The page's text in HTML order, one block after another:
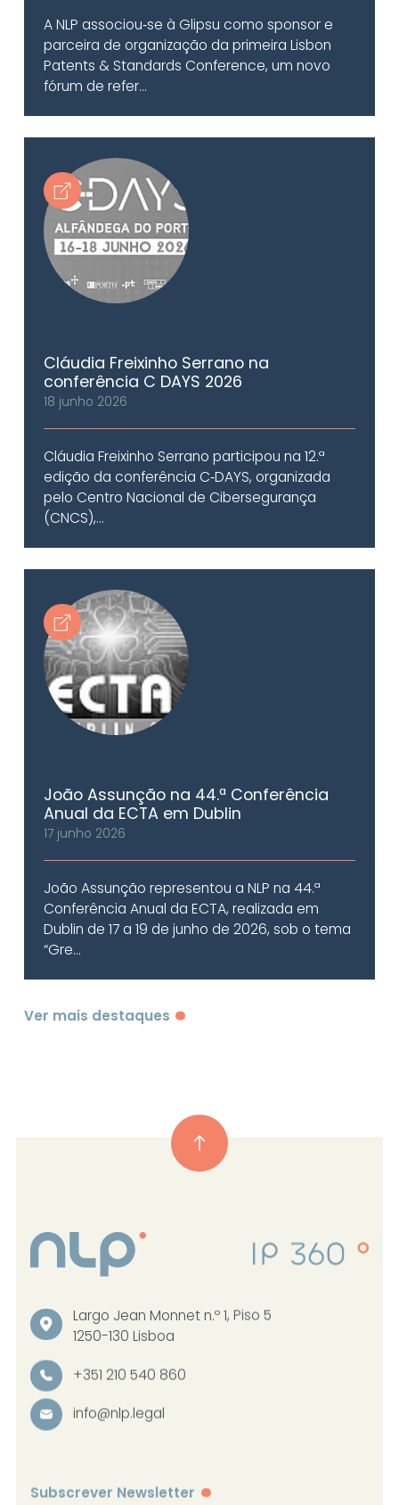
A NLP associou‑se à Glipsu como sponsor e
parceira de organização da primeira Lisbon
Patents & Standards Conference, um novo
fórum de refer...
Cláudia Freixinho Serrano na
conferência C DAYS 2026
18 junho 2026
Cláudia Freixinho Serrano participou na 12.ª
edição da conferência C‑DAYS, organizada
pelo Centro Nacional de Cibersegurança
(CNCS),...
João Assunção na 44.ª Conferência
Anual da ECTA em Dublin
17 junho 2026
João Assunção representou a NLP na 44.ª
Conferência Anual da ECTA, realizada em
Dublin de 17 a 19 de junho de 2026, sob o tema
“Gre...
Ver mais destaques
Largo Jean Monnet n.º 1, Piso 5
1250-130 Lisboa
+351 210 540 860
info@nlp.legal
Subscrever Newsletter